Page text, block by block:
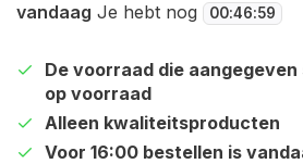
vandaag Je hebt nog 00:46:59
De voorraad die
op voorraad
Alleen kwaliteitsproducten
Voor 16:00 bestellen is